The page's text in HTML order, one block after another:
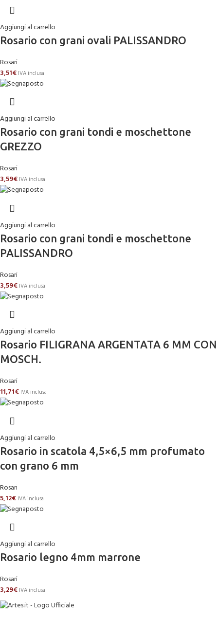
Aggiungi al carrello
Rosario con grani ovali PALISSANDRO
Rosari
3,51€ IVA inclusa
Aggiungi al carrello
Rosario con grani tondi e moschettone
GREZZO
Rosari
3,59€ IVA inclusa
Aggiungi al carrello
Rosario con grani tondi e moschettone
PALISSANDRO
Rosari
3,59€ IVA inclusa
Aggiungi al carrello
Rosario FILIGRANA ARGENTATA 6 MM CON
MOSCH.
Rosari
11,71€ IVA inclusa
Aggiungi al carrello
Rosario in scatola 4,5×6,5 mm profumato
con grano 6 mm
Rosari
5,12€ IVA inclusa
Aggiungi al carrello
Rosario legno 4mm marrone
Rosari
3,29€ IVA inclusa